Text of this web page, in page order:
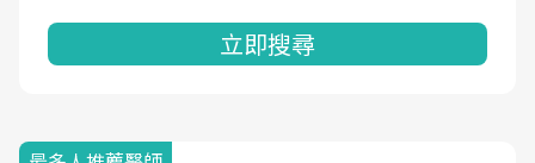
立即搜尋